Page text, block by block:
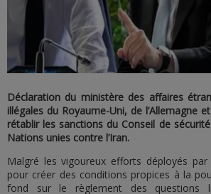
Déclaration du ministère des affaires
illégales du Royaume-Uni, de l’Allemagne
rétablir les sanctions du Conseil de
Nations unies contre l’Iran.
Malgré les vigoureux efforts déployés
pour créer des conditions propices à la
fond sur le règlement des questions